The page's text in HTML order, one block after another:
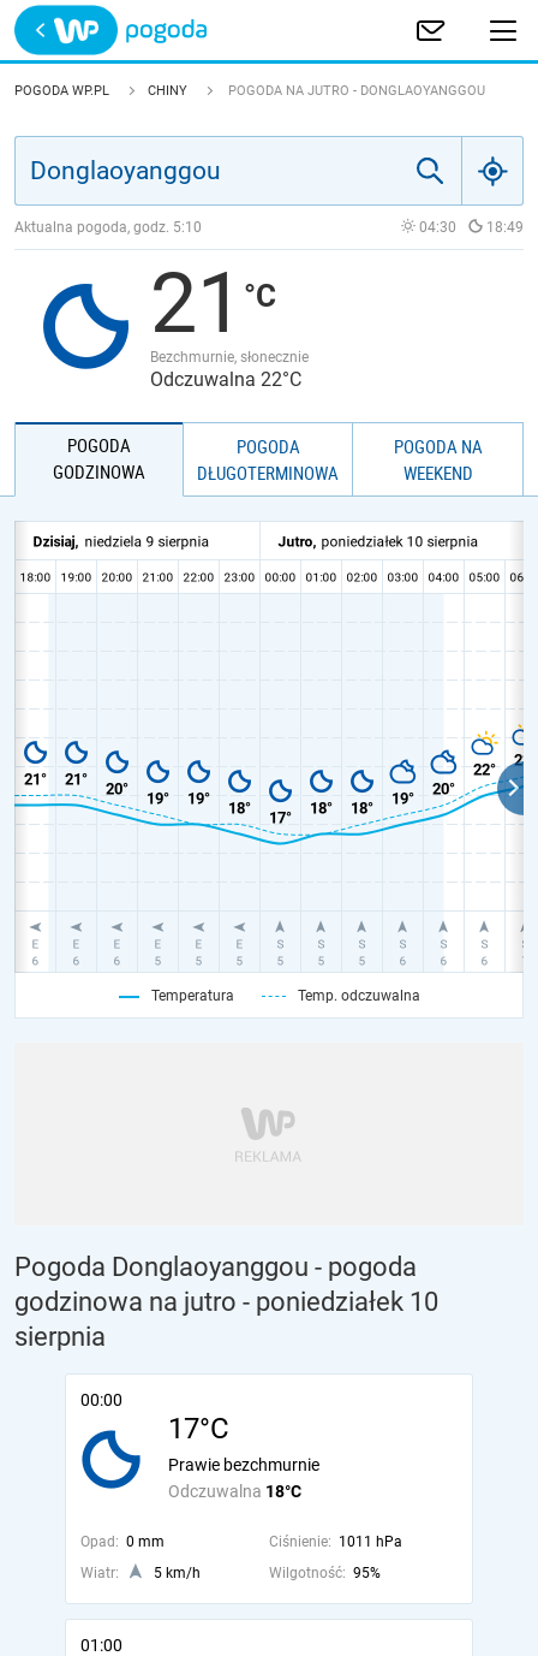
Trwa ładowanie
POLSKA
JAKOŚĆ POWIETRZA
POGODA WP.PL CHINY POGODA NA JUTRO - DONGLAOYANGGOU
Aktualna pogoda, godz. 5:10 04:30 18:49
21
Bezchmurnie, słonecznie
Odczuwalna 22°C
POGODA
GODZINOWA
POGODA
DŁUGOTERMINOWA
POGODA NA
WEEKEND
Temperatura Temp. odczuwalna
Pogoda Donglaoyanggou - pogoda
godzinowa na jutro - poniedziałek 10
sierpnia
00:00
17°C
Odczuwalna 18°C
Prawie bezchmurnie
Opad: 0 mm Ciśnienie: 1011 hPa
Wiatr:
5 km/h Wilgotność: 95%
01:00